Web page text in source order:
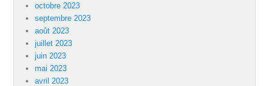
octobre 2023
septembre 2023
août 2023
juillet 2023
juin 2023
mai 2023
avril 2023